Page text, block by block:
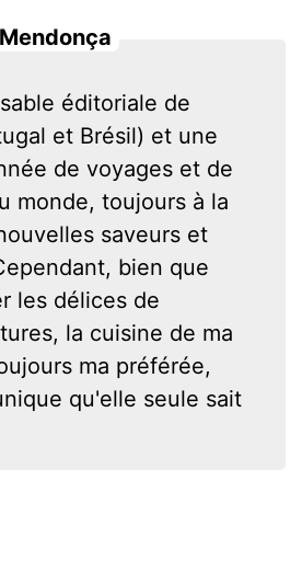
éditoriale de
et Brésil) et une
de voyages et de
monde, toujours à la
saveurs et
bien que
les délices de
la cuisine de ma
ma préférée,
qu'elle seule sait